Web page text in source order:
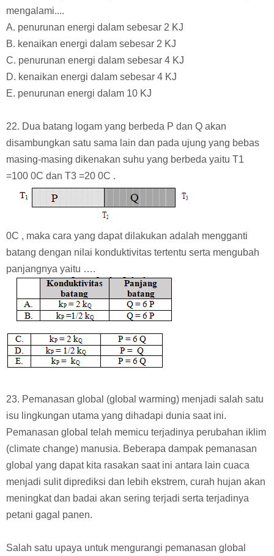
mengalami....
A. penurunan energi dalam sebesar 2 KJ
B. kenaikan energi dalam sebesar 2 KJ
C. penurunan energi dalam sebesar 4 KJ
D. kenaikan energi dalam sebesar 4 KJ
E. penurunan energi dalam 10 KJ
22. Dua batang logam yang berbeda P dan Q akan
disambungkan satu sama lain dan pada ujung yang bebas
masing-masing dikenakan suhu yang berbeda yaitu T1
=100 0C dan T3 =20 0C .
0C , maka cara yang dapat dilakukan adalah mengganti
batang dengan nilai konduktivitas tertentu serta mengubah
panjangnya yaitu ….
23. Pemanasan global (global warming) menjadi salah satu
isu lingkungan utama yang dihadapi dunia saat ini.
Pemanasan global telah memicu terjadinya perubahan iklim
(climate change) manusia. Beberapa dampak pemanasan
global yang dapat kita rasakan saat ini antara lain cuaca
menjadi sulit diprediksi dan lebih ekstrem, curah hujan akan
meningkat dan badai akan sering terjadi serta terjadinya
petani gagal panen.
Salah satu upaya untuk mengurangi pemanasan global